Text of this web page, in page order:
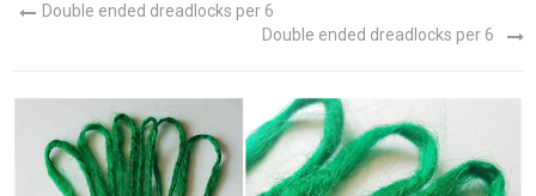
Double ended dreadlocks per 6
Double ended dreadlocks per 6